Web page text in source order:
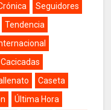
Seguidores
Tendencia
Cacicadas
Caseta
Última Hora